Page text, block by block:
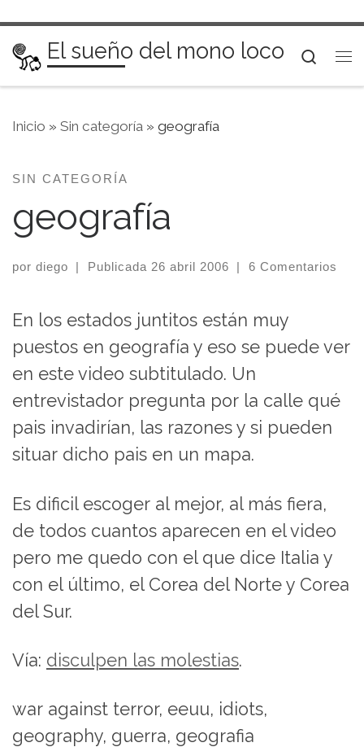
Saltar al contenido
El sueño del mono loco
Inicio » Sin categoría » geografía
SIN CATEGORÍA
geografía
por diego | Publicada 26 abril 2006 | 6 Comentarios
En los estados juntitos están muy
puestos en geografía y eso se puede ver
en este video subtitulado. Un
entrevistador pregunta por la calle qué
pais invadirían, las razones y si pueden
situar dicho pais en un mapa.
Es dificil escoger al mejor, al más fiera,
de todos cuantos aparecen en el video
pero me quedo con el que dice Italia y
con el último, el Corea del Norte y Corea
del Sur.
Vía: disculpen las molestias.
war against terror, eeuu, idiots,
geography, guerra, geografia